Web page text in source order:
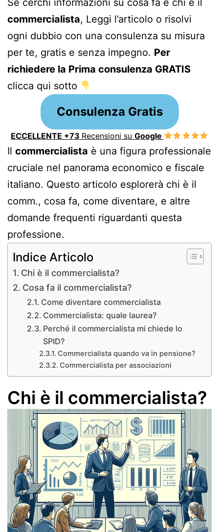
commercialista, Leggi l’articolo o risolvi
ogni dubbio con una consulenza su misura
per te, gratis e senza impegno. Per
richiedere la Prima consulenza GRATIS
clicca qui sotto
Consulenza Gratis
ECCELLENTE +73 Recensioni su Google
Il commercialista è una figura professionale
cruciale nel panorama economico e fiscale
italiano. Questo articolo esplorerà chi è il
comm., cosa fa, come diventare, e altre
domande frequenti riguardanti questa
professione.
Indice Articolo
Chi è il commercialista?
Cosa fa il commercialista?
Come diventare commercialista
Commercialista: quale laurea?
Perché il commercialista mi chiede lo
SPID?
Commercialista quando va in pensione?
Commercialista per associazioni
Chi è il commercialista?